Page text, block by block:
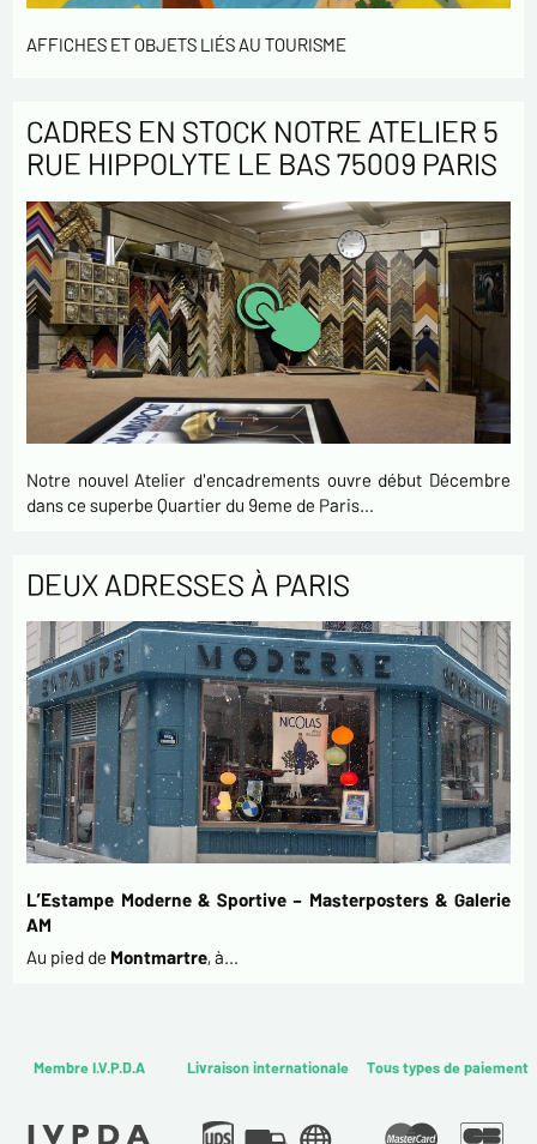
AFFICHES ET OBJETS LIÉS AU TOURISME
CADRES EN STOCK NOTRE ATELIER 5
RUE HIPPOLYTE LE BAS 75009 PARIS
Notre nouvel Atelier d'encadrements ouvre début Décembre
dans ce superbe Quartier du 9eme de Paris…
DEUX ADRESSES À PARIS
L’Estampe Moderne & Sportive – Masterposters & Galerie
AM
Au pied de Montmartre, à…
Membre I.V.P.D.A Livraison internationale Tous types de paiement